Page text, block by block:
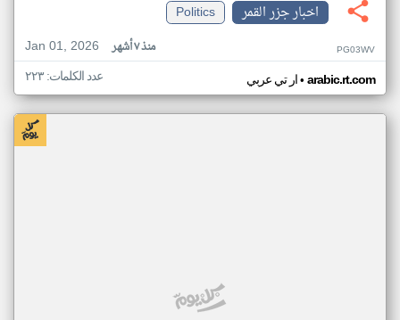
اخبار جزر القمر
Politics
Jan 01, 2026
منذ ٧ أشهر PG03WV
ار تي عربي• arabic.rt.com عدد الكلمات: ٢٢٣